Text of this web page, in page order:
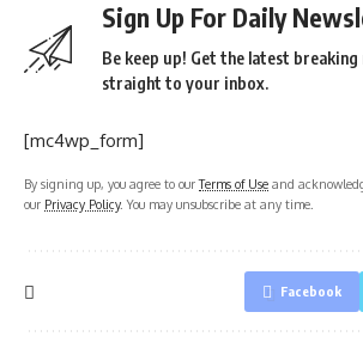
Sign Up For Daily
Be keep up! Get the latest breaking
straight to your inbox.
[mc4wp_form]
By signing up, you agree to ourTerms of Use and
our Privacy Policy. You may unsubscribe at any time.
Facebook